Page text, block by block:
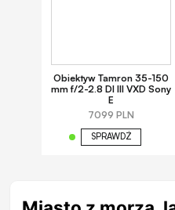
Obiektyw Tamron 35-150
mm f/2-2.8 DI III VXD Sony
E
7099 PLN
SPRAWDŹ